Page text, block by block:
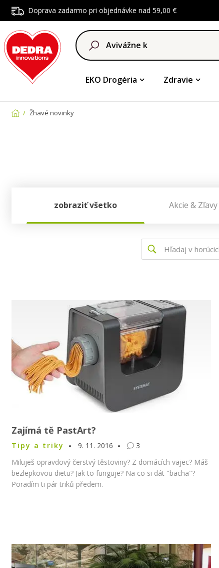
Doprava zadarmo pri objednávke nad 59,00 €
EKO Drogéria Zdravie
Žhavé novinky
zobraziť všetko Akcie & Zľavy
Zajímá tě PastArt?
Tipy a triky 9. 11. 2016
3
Miluješ opravdový čerstvý těstoviny? Z domácích vajec? Máš
bezlepkovou dietu? Jak to funguje? Na co si dát "bacha"?
Poradím ti pár triků předem.